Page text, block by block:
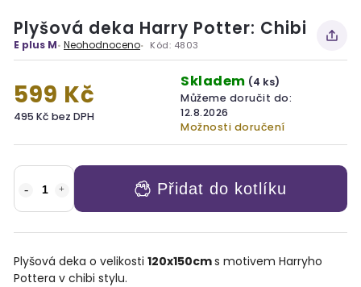
Plyšová deka Harry Potter: Chibi
E plus M Neohodnoceno Kód: 4803
599 Kč
495 Kč bez DPH
Skladem (4 ks)
Můžeme doručit do:
12.8.2026
Možnosti doručení
Přidat do kotlíku
Plyšová deka o velikosti 120x150cms motivem Harryho
Pottera v chibi stylu.